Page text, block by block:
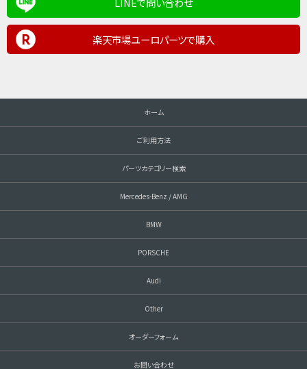
楽天市場ユーロパーツで購入
ホーム
ご利用方法
パーツカテゴリー検索
Mercedes-Benz / AMG
BMW
PORSCHE
Audi
Other
オーダーフォーム
お問い合わせ